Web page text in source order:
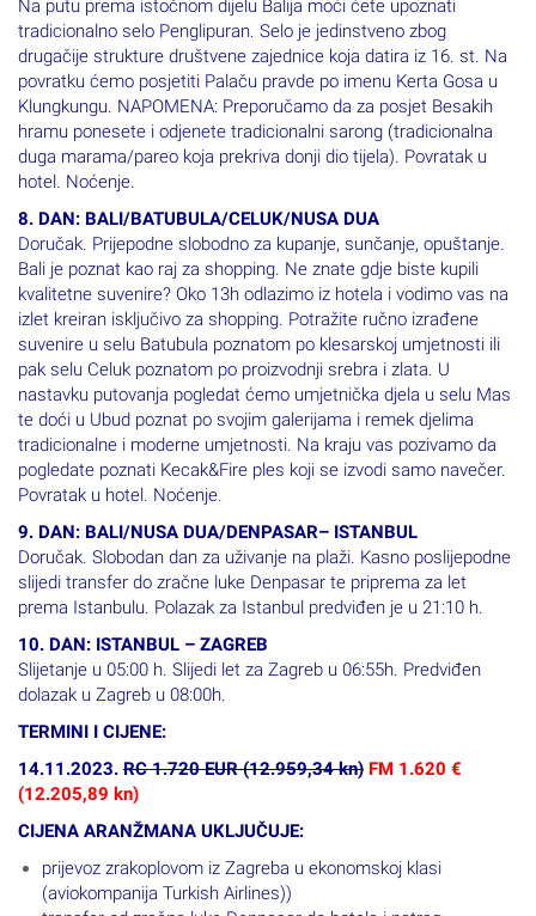
Na putu prema istočnom dijelu Balija moći ćete upoznati
tradicionalno selo Penglipuran. Selo je jedinstveno zbog
drugačije strukture društvene zajednice koja datira iz 16. st. Na
povratku ćemo posjetiti Palaču pravde po imenu Kerta Gosa u
Klungkungu. NAPOMENA: Preporučamo da za posjet Besakih
hramu ponesete i odjenete tradicionalni sarong (tradicionalna
duga marama/pareo koja prekriva donji dio tijela). Povratak u
hotel. Noćenje.
8. DAN: BALI/BATUBULA/CELUK/NUSA DUA
Doručak. Prijepodne slobodno za kupanje, sunčanje, opuštanje.
Bali je poznat kao raj za shopping. Ne znate gdje biste kupili
kvalitetne suvenire? Oko 13h odlazimo iz hotela i vodimo vas na
izlet kreiran isključivo za shopping. Potražite ručno izrađene
suvenire u selu Batubula poznatom po klesarskoj umjetnosti ili
pak selu Celuk poznatom po proizvodnji srebra i zlata. U
nastavku putovanja pogledat ćemo umjetnička djela u selu Mas
te doći u Ubud poznat po svojim galerijama i remek djelima
tradicionalne i moderne umjetnosti. Na kraju vas pozivamo da
pogledate poznati Kecak&Fire ples koji se izvodi samo navečer.
Povratak u hotel. Noćenje.
9. DAN: BALI/NUSA DUA/DENPASAR– ISTANBUL
Doručak. Slobodan dan za uživanje na plaži. Kasno poslijepodne
slijedi transfer do zračne luke Denpasar te priprema za let
prema Istanbulu. Polazak za Istanbul predviđen je u 21:10 h.
10. DAN: ISTANBUL – ZAGREB
Slijetanje u 05:00 h. Slijedi let za Zagreb u 06:55h. Predviđen
dolazak u Zagreb u 08:00h.
TERMINI I CIJENE:
14.11.2023. RC 1.720 EUR (12.959,34 kn) FM 1.620 €
(12.205,89 kn)
CIJENA ARANŽMANA UKLJUČUJE:
prijevoz zrakoplovom iz Zagreba u ekonomskoj klasi
(aviokompanija Turkish Airlines))